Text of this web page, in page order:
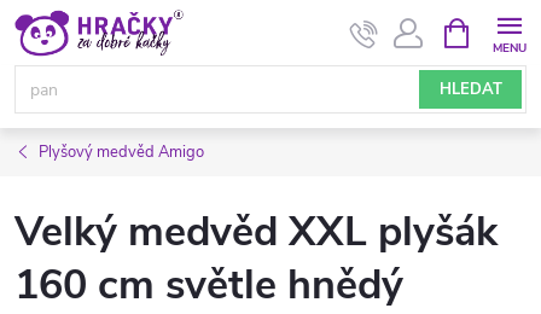
Přejít
obsah
HLEDAT
NÁKUPNÍ
KOŠÍK
Plyšový medvěd Amigo
Velký medvěd XXL plyšák
160 cm světle hnědý